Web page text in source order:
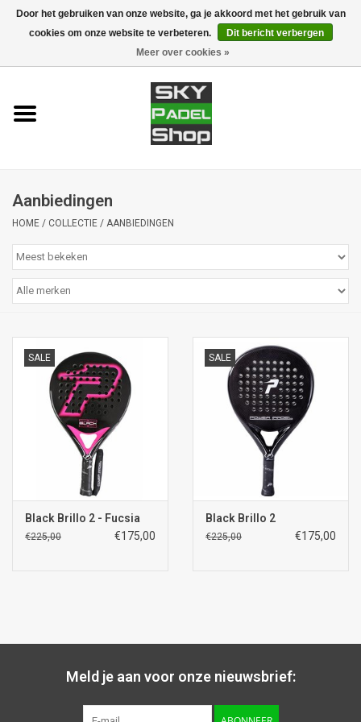
0 Artikelen - €0,00
Rackets
Merken
Aanbiedingen
HOME / COLLECTIE / AANBIEDINGEN
SALE
Black Brillo 2 - Fucsia
€225,00 €175,00
SALE
Black Brillo 2
€225,00 €175,00
Meld je aan voor onze nieuwsbrief:
Door het gebruiken van onze website, ga je akkoord met het gebruik van
cookies om onze website te verbeteren.
Dit bericht verbergen
Meer over cookies »